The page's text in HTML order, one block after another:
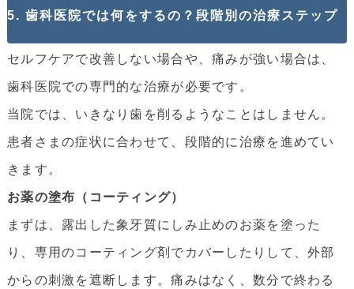
5. 歯科医院では何をするの？段階別の治療ステップ
セルフケアで改善しない場合や、痛みが強い場合は、
歯科医院での専門的な治療が必要です。
当院では、いきなり歯を削るようなことはしません。
患者さまの症状に合わせて、段階的に治療を進めてい
きます。
お薬の塗布（コーティング）
まずは、露出した象牙質にしみ止めのお薬を塗った
り、専用のコーティング剤でカバーしたりして、外部
からの刺激を遮断します。痛みはなく、数分で終わる